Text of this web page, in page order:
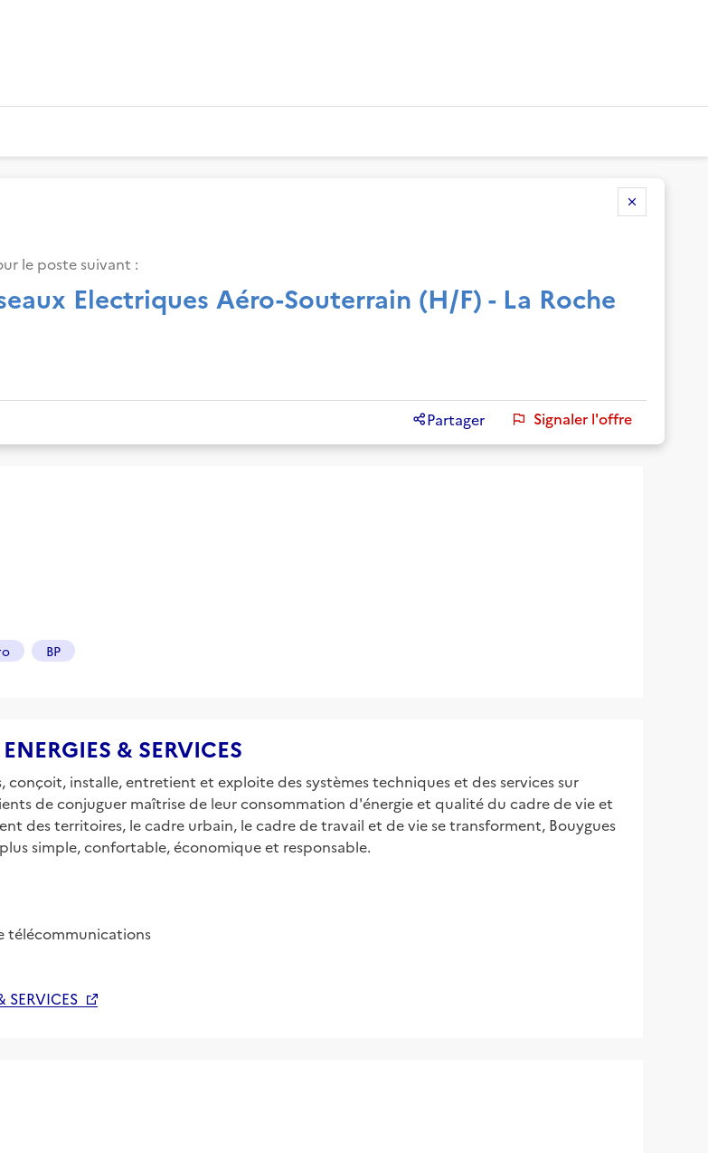
le poste suivant :
Electriques Aéro-Souterrain (H/F) - La Roche
Partager Signaler l'offre
BP
& SERVICES
conçoit, installe, entretient et exploite des systèmes techniques et des services sur
de conjuguer maîtrise de leur consommation d'énergie et qualité du cadre de vie et
des territoires, le cadre urbain, le cadre de travail et de vie se transforment, Bouygues
simple, confortable, économique et responsable.
télécommunications
SERVICES